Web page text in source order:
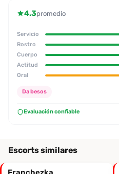
4.3promedio
Servicio
Rostro
Cuerpo
Actitud
Oral
Da besos
Evaluación confiable
Escorts similares